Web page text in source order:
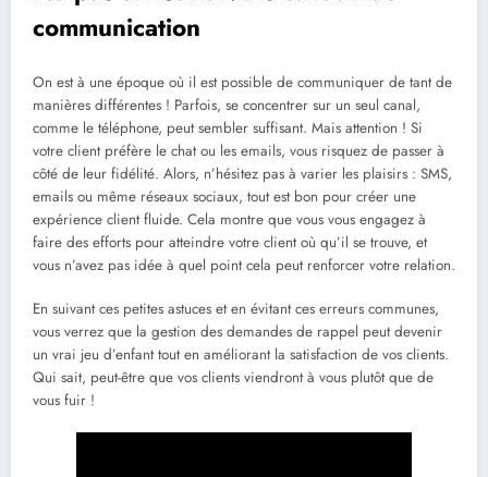
communication
On est à une époque où il est possible de communiquer de tant de
manières différentes ! Parfois, se concentrer sur un seul canal,
comme le téléphone, peut sembler suffisant. Mais attention ! Si
votre client préfère le chat ou les emails, vous risquez de passer à
côté de leur fidélité. Alors, n’hésitez pas à varier les plaisirs : SMS,
emails ou même réseaux sociaux, tout est bon pour créer une
expérience client fluide. Cela montre que vous vous engagez à
faire des efforts pour atteindre votre client où qu’il se trouve, et
vous n’avez pas idée à quel point cela peut renforcer votre relation.
En suivant ces petites astuces et en évitant ces erreurs communes,
vous verrez que la gestion des demandes de rappel peut devenir
un vrai jeu d’enfant tout en améliorant la satisfaction de vos clients.
Qui sait, peut-être que vos clients viendront à vous plutôt que de
vous fuir !